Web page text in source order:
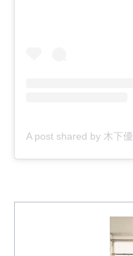
A post shared by 木下